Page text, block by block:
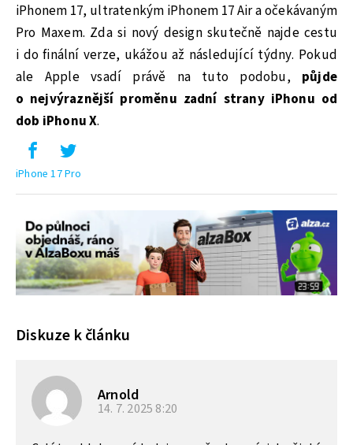
iPhonem 17, ultratenkým iPhonem 17 Air a očekávaným
Pro Maxem. Zda si nový design skutečně najde cestu
i do finální verze, ukážou až následující týdny. Pokud
ale Apple vsadí právě na tuto podobu, půjde
o nejvýraznější proměnu zadní strany iPhonu od
dob iPhonu X.
iPhone 17 Pro
Diskuze k článku
Arnold
14. 7. 2025 8:20